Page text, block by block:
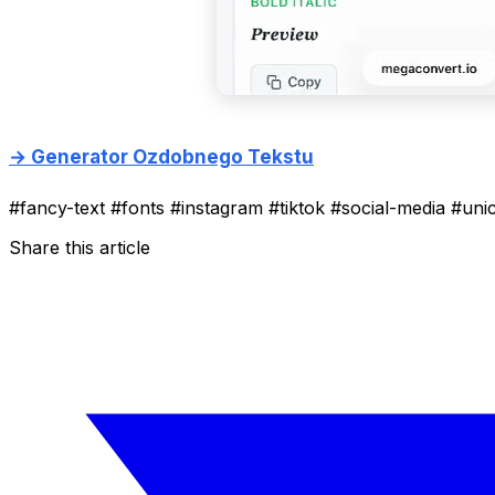
→ Generator Ozdobnego Tekstu
#fancy-text #fonts #instagram #tiktok #social-media
Share this article